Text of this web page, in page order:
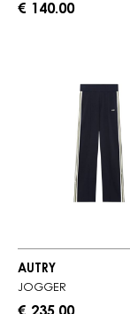
€ 140.00
AUTRY
JOGGER